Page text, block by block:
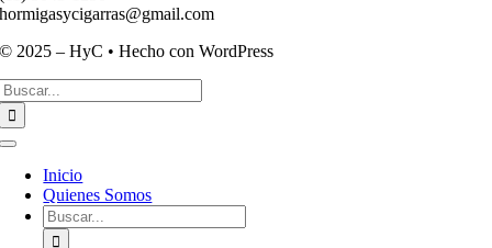
hormigasycigarras@gmail.com
© 2025 – HyC • Hecho con WordPress
Toggle
Navigation
Inicio
Quienes Somos
Buscar: